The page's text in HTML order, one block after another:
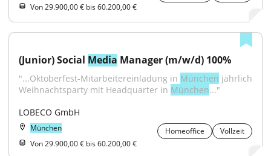
Von 29.900,00 € bis 60.200,00 €
(Junior) Social Media Manager (m/w/d) 100%
"...Oktoberfest-Mitarbeitereinladung in München jährlich
Weihnachtsparty mit Headquarter in München..."
LOBECO GmbH
München Homeoffice
Vollzeit
Von 29.900,00 € bis 60.200,00 €